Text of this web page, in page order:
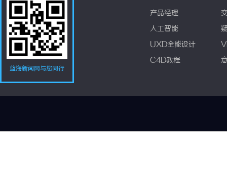
蓝海新闻网与您同行
产品经理
人工智能
UXD全能设计
C4D教程